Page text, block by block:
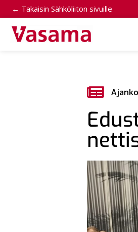
← Takaisin Sähköliiton sivuille